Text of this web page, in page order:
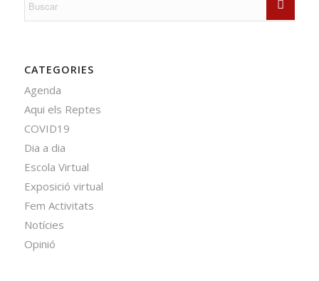
CATEGORIES
Agenda
Aqui els Reptes
COVID19
Dia a dia
Escola Virtual
Exposició virtual
Fem Activitats
Notícies
Opinió